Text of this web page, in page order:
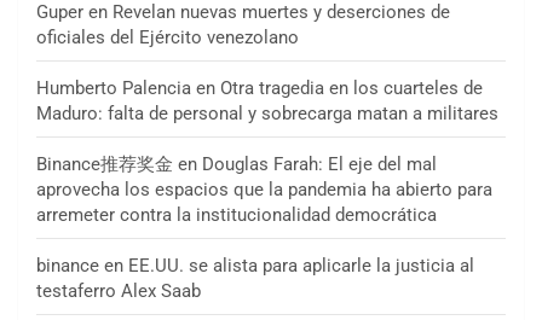
Guper en Revelan nuevas muertes y deserciones de
oficiales del Ejército venezolano
Humberto Palencia en Otra tragedia en los cuarteles de
Maduro: falta de personal y sobrecarga matan a militares
Binance推荐奖金 en Douglas Farah: El eje del mal
aprovecha los espacios que la pandemia ha abierto para
arremeter contra la institucionalidad democrática
binance en EE.UU. se alista para aplicarle la justicia al
testaferro Alex Saab